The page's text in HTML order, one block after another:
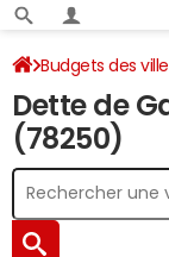
Budgets des
Dette au 31/12/
Dette de
(78250)